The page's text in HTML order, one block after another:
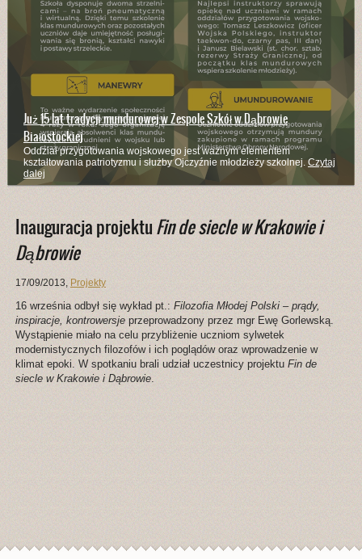
Już 15 lat tradycji mundurowej w Zespole Szkół w Dąbrowie
Białostockiej
Oddział przygotowania wojskowego jest ważnym elementem
kształtowania patriotyzmu i służby Ojczyźnie młodzieży szkolnej. Czytaj
dalej
Inauguracja projektuFin de siecle w Krakowie i
Dąbrowie
17/09/2013, Projekty
16 września odbył się wykład pt.: Filozofia Młodej Polski – prądy,
inspiracje, kontrowersjeprzeprowadzony przez mgr Ewę Gorlewską.
Wystąpienie miało na celu przybliżenie uczniom sylwetek
modernistycznych filozofów i ich poglądów oraz wprowadzenie w
klimat epoki. W spotkaniu brali udział uczestnicy projektu Fin de
siecle w Krakowie i Dąbrowie.